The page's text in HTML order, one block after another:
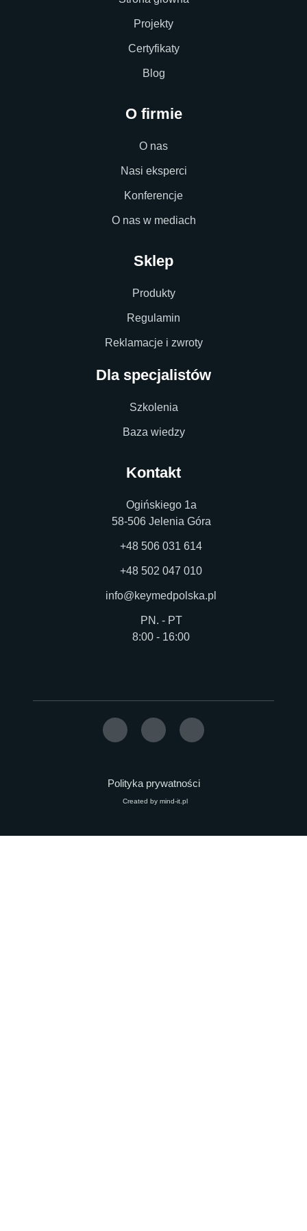
Projekty
Certyfikaty
Blog
O firmie
O nas
Nasi eksperci
Konferencje
O nas w mediach
Sklep
Produkty
Regulamin
Reklamacje i zwroty
Dla specjalistów
Szkolenia
Baza wiedzy
Kontakt
Ogińskiego 1a
58-506 Jelenia Góra
+48 506 031 614
+48 502 047 010
info@keymedpolska.pl
PN. - PT
8:00 - 16:00
Polityka prywatności
Created by mind-it.pl